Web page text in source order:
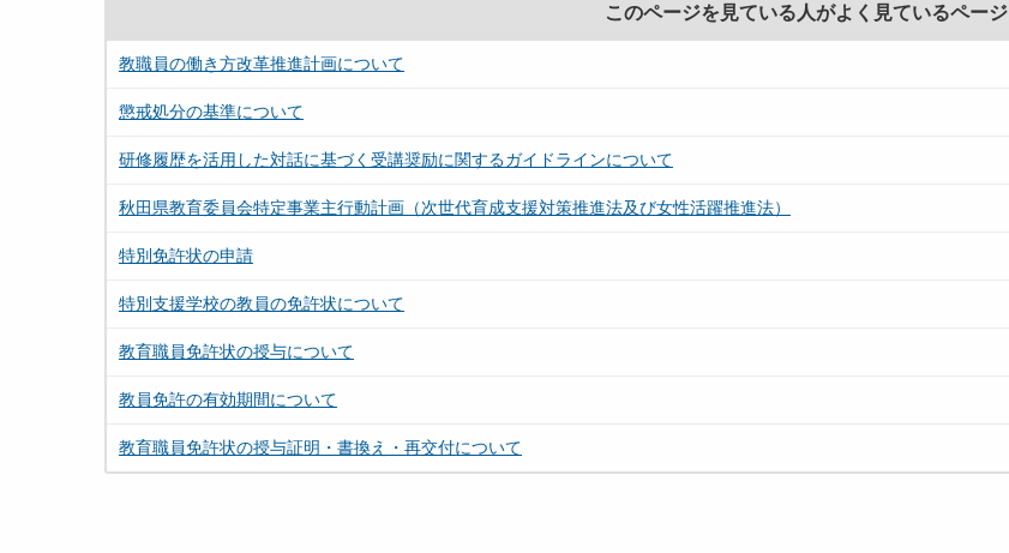
このページを見ている人がよく見ているページ
教職員の働き方改革推進計画について
懲戒処分の基準について
研修履歴を活用した対話に基づく受講奨励に関するガイドラインについて
秋田県教育委員会特定事業主行動計画（次世代育成支援対策推進法及び女性活躍推進法）
特別免許状の申請
特別支援学校の教員の免許状について
教育職員免許状の授与について
教員免許の有効期間について
教育職員免許状の授与証明・書換え・再交付について